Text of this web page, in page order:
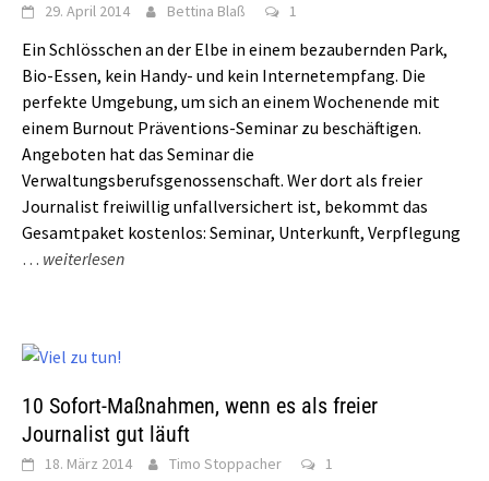
29. April 2014 Bettina Blaß 1
Ein Schlösschen an der Elbe in einem bezaubernden Park,
Bio-Essen, kein Handy- und kein Internetempfang. Die
perfekte Umgebung, um sich an einem Wochenende mit
einem Burnout Präventions-Seminar zu beschäftigen.
Angeboten hat das Seminar die
Verwaltungsberufsgenossenschaft. Wer dort als freier
Journalist freiwillig unfallversichert ist, bekommt das
Gesamtpaket kostenlos: Seminar, Unterkunft, Verpflegung
… weiterlesen
10 Sofort-Maßnahmen, wenn es als freier
Journalist gut läuft
18. März 2014 Timo Stoppacher 1